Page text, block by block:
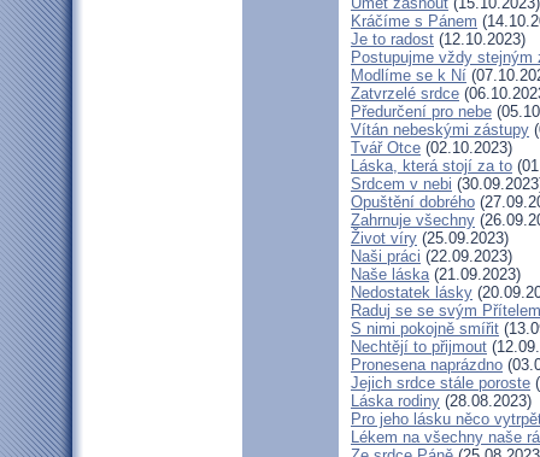
Kráčíme s Pánem
Je to radost (12.10.2023)
Postupujme vždy stejným
Modlíme se k Ní
Zatvrzelé srdce
Předurčení pro nebe
Vítán nebeskými zástupy
Tvář Otce (02.10.2023)
Láska, která stojí za to
Srdcem v nebi
Opuštění dobrého
Zahrnuje všechny
Život víry (25.09.2023)
Naši práci (22.09.2023)
Naše láska(21.09.2023)
Nedostatek lásky
Raduj se se svým Přítelem
S nimi pokojně smířit
Nechtějí to přijmout
Pronesena naprázdno
Jejich srdce stále poroste
Láska rodiny (28.08.2023)
Pro jeho lásku něco
Lékem na všechny naše